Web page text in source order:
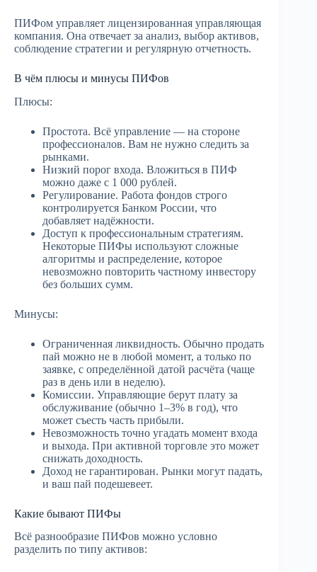
ПИФом управляет лицензированная управляющая
компания. Она отвечает за анализ, выбор активов,
соблюдение стратегии и регулярную отчетность.
В чём плюсы и минусы ПИФов
Плюсы:
Простота. Всё управление — на стороне
профессионалов. Вам не нужно следить за
рынками.
Низкий порог входа. Вложиться в ПИФ
можно даже с 1 000 рублей.
Регулирование. Работа фондов строго
контролируется Банком России, что
добавляет надёжности.
Доступ к профессиональным стратегиям.
Некоторые ПИФы используют сложные
алгоритмы и распределение, которое
невозможно повторить частному инвестору
без больших сумм.
Минусы:
Ограниченная ликвидность. Обычно продать
пай можно не в любой момент, а только по
заявке, с определённой датой расчёта (чаще
раз в день или в неделю).
Комиссии. Управляющие берут плату за
обслуживание (обычно 1–3% в год), что
может съесть часть прибыли.
Невозможность точно угадать момент входа
и выхода. При активной торговле это может
снижать доходность.
Доход не гарантирован. Рынки могут падать,
и ваш пай подешевеет.
Какие бывают ПИФы
Всё разнообразие ПИФов можно условно
разделить по типу активов: